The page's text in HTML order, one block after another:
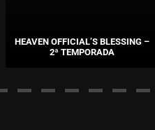
HEAVEN OFFICIAL’S BLESSING –
2ª TEMPORADA